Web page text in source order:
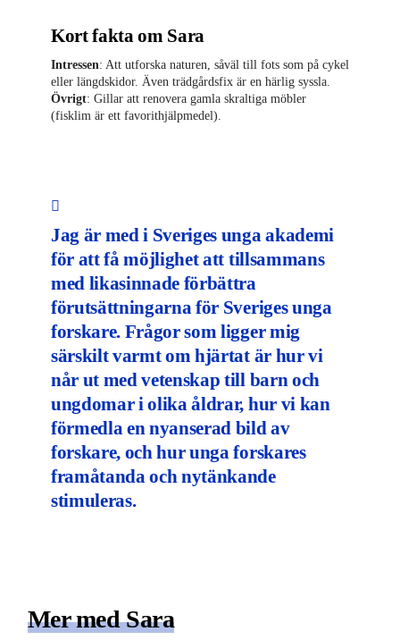
Kort fakta om Sara
Intressen: Att utforska naturen, såväl till fots som på cykel
eller längdskidor. Även trädgårdsfix är en härlig syssla.
Övrigt: Gillar att renovera gamla skraltiga möbler
(fisklim är ett favorithjälpmedel).
Jag är med i Sveriges unga akademi
för att få möjlighet att tillsammans
med likasinnade förbättra
förutsättningarna för Sveriges unga
forskare. Frågor som ligger mig
särskilt varmt om hjärtat är hur vi
når ut med vetenskap till barn och
ungdomar i olika åldrar, hur vi kan
förmedla en nyanserad bild av
forskare, och hur unga forskares
framåtanda och nytänkande
stimuleras.
Mer med Sara